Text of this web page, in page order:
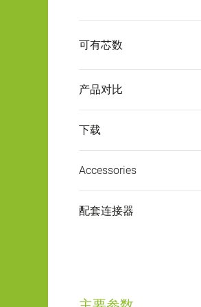
可有芯数
产品对比
下载
Accessories
配套连接器